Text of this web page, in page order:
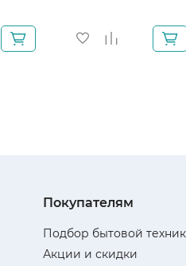
Покупателям
Подбор бытовой
Акции и скидки